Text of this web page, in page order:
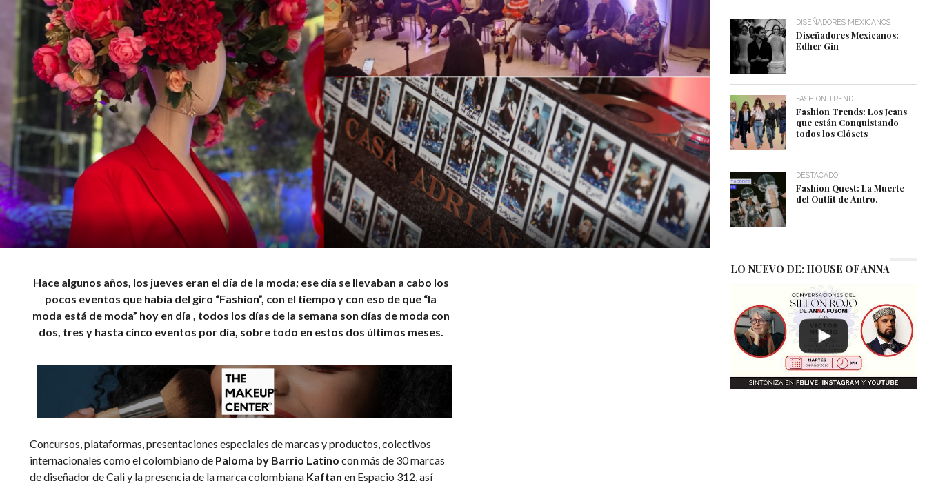
Hace algunos años, los jueves eran el día de la moda; ese día se llevaban a cabo los
pocos eventos que había del giro “Fashion”, con el tiempo y con eso de que “la
moda está de moda” hoy en día , todos los días de la semana son días de moda con
dos, tres y hasta cinco eventos por día, sobre todo en estos dos últimos meses.
Concursos, plataformas, presentaciones especiales de marcas y productos, colectivos
internacionales como el colombiano de Paloma by Barrio Latino con más de 30 marcas
de diseñador de Cali y la presencia de la marca colombiana Kaftan en Espacio 312, así
DISEÑADORES MEXICANOS
Diseñadores Mexicanos:
Edher Gin
FASHION TREND
Fashion Trends: Los Jeans
que están Conquistando
todos los Clósets
DESTACADO
Fashion Quest: La Muerte
del Outfit de Antro.
LO NUEVO DE: HOUSE OF ANNA